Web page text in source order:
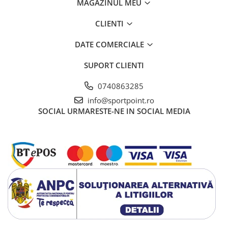
MAGAZINUL MEU
CLIENTI
DATE COMERCIALE
SUPORT CLIENTI
0740863285
info@sportpoint.ro
SOCIAL URMARESTE-NE IN SOCIAL MEDIA